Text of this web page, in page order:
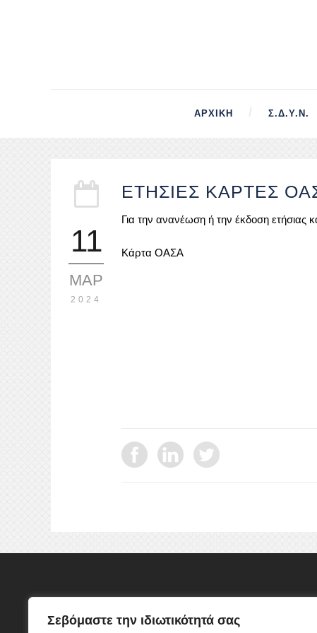
Σεβόμαστε την ιδιωτικότητά σας
ΑΡΧΙΚΉ Σ.Δ.Υ.Ν.
11
ΜΑΡ
2024
ΕΤΗΣΙΕΣ ΚΑΡΤΕΣ
Για την ανανέωση ή την έκδοση
Κάρτα ΟΑΣΑ